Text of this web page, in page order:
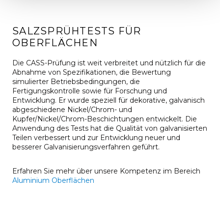
SALZSPRÜHTESTS FÜR
OBERFLÄCHEN
Die CASS-Prüfung ist weit verbreitet und nützlich für die
Abnahme von Spezifikationen, die Bewertung
simulierter Betriebsbedingungen, die
Fertigungskontrolle sowie für Forschung und
Entwicklung. Er wurde speziell für dekorative, galvanisch
abgeschiedene Nickel/Chrom- und
Kupfer/Nickel/Chrom-Beschichtungen entwickelt. Die
Anwendung des Tests hat die Qualität von galvanisierten
Teilen verbessert und zur Entwicklung neuer und
besserer Galvanisierungsverfahren geführt.
Erfahren Sie mehr über unsere Kompetenz im Bereich
Aluminium Oberflächen